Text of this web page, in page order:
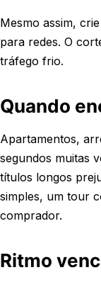
Mesmo assim,
para redes. O
tráfego frio.
Quando
Apartamentos,
segundos muitas
títulos longos
simples, um tour
comprador.
Ritmo